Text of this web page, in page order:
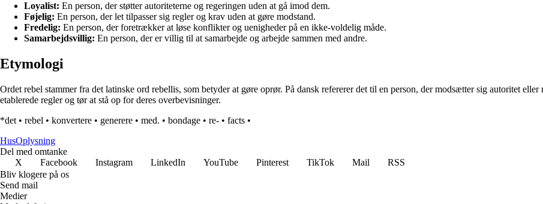
Loyalist: En person, der støtter autoriteterne og regeringen uden at gå imod dem.
Føjelig: En person, der let tilpasser sig regler og krav uden at gøre modstand.
Fredelig: En person, der foretrækker at løse konflikter og uenigheder på en ikke-voldelig måde.
Samarbejdsvillig: En person, der er villig til at samarbejde og arbejde sammen med andre.
Etymologi
Ordet rebel stammer fra det latinske ord rebellis, som betyder at gøre oprør. På dansk refererer det til en person, der modsætter sig autoritet
etablerede regler og tør at stå op for deres overbevisninger.
*det • rebel • konvertere • generere • med. • bondage • re- • facts •
HusOplysning
Del med omtanke
X
Facebook Instagram LinkedIn YouTube Pinterest TikTok Mail
RSS
Bliv klogere på os
Send mail
Medier